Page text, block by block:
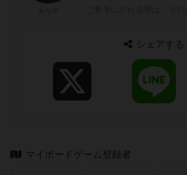
シェアする
マイボードゲーム登録者